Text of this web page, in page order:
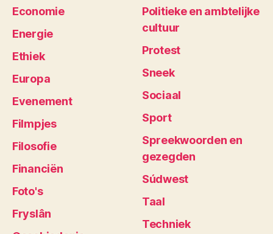
Economie
Energie
Ethiek
Europa
Evenement
Filmpjes
Filosofie
Financiën
Foto's
Fryslân
Politieke en ambtelijke
cultuur
Protest
Sneek
Sociaal
Sport
Spreekwoorden en
gezegden
Súdwest
Taal
Techniek